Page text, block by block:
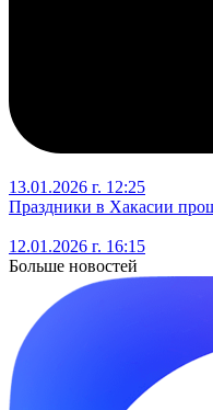
13.01.2026 г. 12:25
Праздники в Хакасии
12.01.2026 г. 16:15
Больше новостей